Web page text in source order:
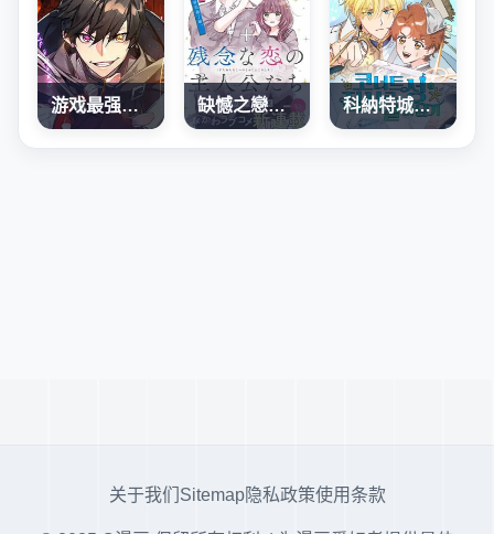
游戏最强搅局者 缺憾之戀的主角們 科納特城堡的管家生存日誌
关于我们 Sitemap隐私政策使用条款